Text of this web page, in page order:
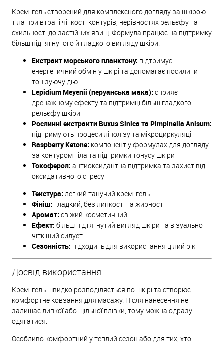
Крем-гель створений для комплексного догляду за шкірою
тіла при втраті чіткості контурів, нерівностях рельєфу та
схильності до застійних явищ. Формула працює на підтримку
більш підтягнутого й гладкого вигляду шкіри.
Екстракт морського планктону: підтримує
енергетичний обмін у шкірі та допомагає посилити
тонізуючу дію
Lepidium Meyenii (перуанська мака): сприяє
дренажному ефекту та підтримці більш гладкого
рельєфу шкіри
Рослинні екстракти Buxus Sinica та Pimpinella Anisum:
підтримують процеси ліполізу та мікроциркуляції
Raspberry Ketone: компонент у формулах для догляду
за контуром тіла та підтримки тонусу шкіри
Токоферол: антиоксидантна підтримка та захист від
оксидативного стресу
Текстура: легкий танучий крем-гель
Фініш: гладкий, без липкості та жирності
Аромат: свіжий косметичний
Ефект: більш підтягнутий вигляд шкіри та візуально
чіткіший силует
Сезонність: підходить для використання цілий рік
Досвід використання
Крем-гель швидко розподіляється по шкірі та створює
комфортне ковзання для масажу. Після нанесення не
залишає липкої або щільної плівки, тому можна одразу
одягатися.
Особливо комфортний у теплий сезон або для тих, хто